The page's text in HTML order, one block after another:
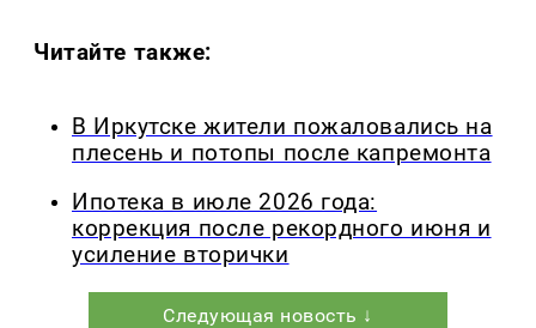
Читайте также:
В Иркутске жители пожаловались на
плесень и потопы после капремонта
Ипотека в июле 2026 года:
коррекция после рекордного июня и
усиление вторички
Следующая новость ↓